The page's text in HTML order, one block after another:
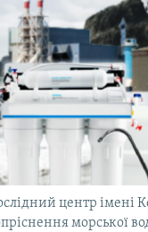
центр імені
морської